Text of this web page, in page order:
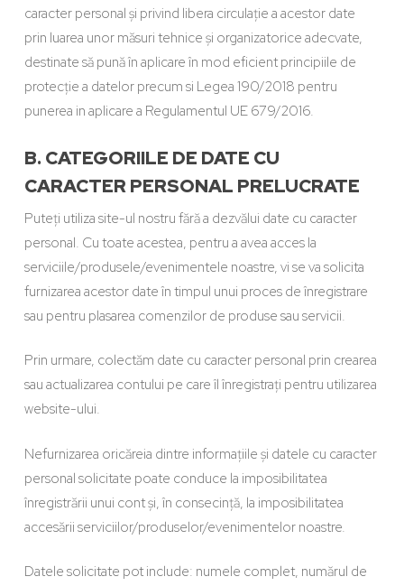
caracter personal și privind libera circulație a acestor date
prin luarea unor măsuri tehnice și organizatorice adecvate,
destinate să pună în aplicare în mod eficient principiile de
protecție a datelor precum si Legea 190/2018 pentru
punerea in aplicare a Regulamentul UE 679/2016.
B. CATEGORIILE DE DATE CU
CARACTER PERSONAL PRELUCRATE
Puteți utiliza site-ul nostru fără a dezvălui date cu caracter
personal. Cu toate acestea, pentru a avea acces la
serviciile/produsele/evenimentele noastre, vi se va solicita
furnizarea acestor date în timpul unui proces de înregistrare
sau pentru plasarea comenzilor de produse sau servicii.
Prin urmare, colectăm date cu caracter personal prin crearea
sau actualizarea contului pe care îl înregistrați pentru utilizarea
website-ului.
Nefurnizarea oricăreia dintre informațiile și datele cu caracter
personal solicitate poate conduce la imposibilitatea
înregistrării unui cont și, în consecință, la imposibilitatea
accesării serviciilor/produselor/evenimentelor noastre.
Datele solicitate pot include: numele complet, numărul de